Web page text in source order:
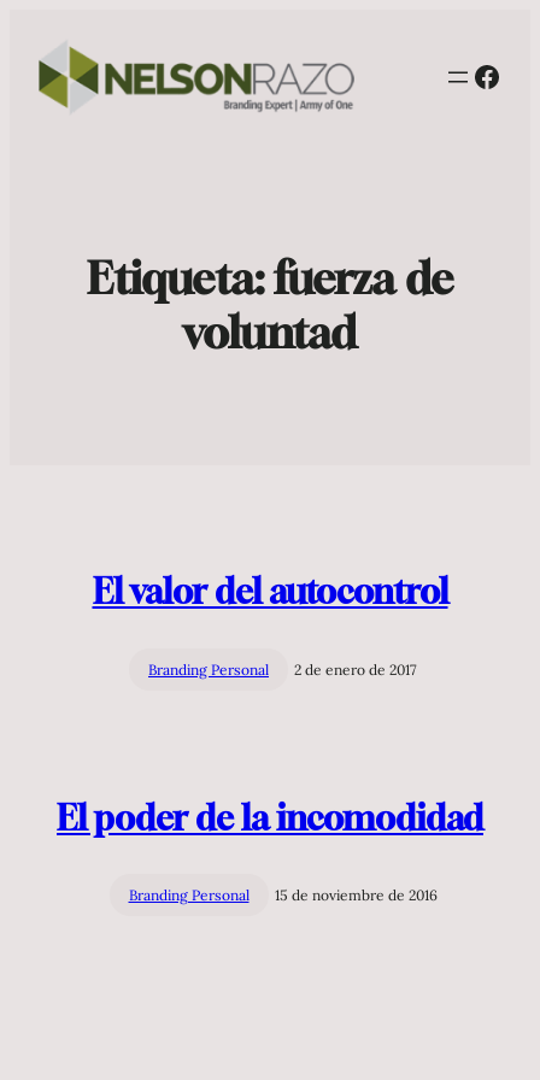
Etiqueta:fuerza de
voluntad
El valor del autocontrol
Branding Personal 2 de enero de 2017
El poder de la incomodidad
Branding Personal 15 de noviembre de 2016